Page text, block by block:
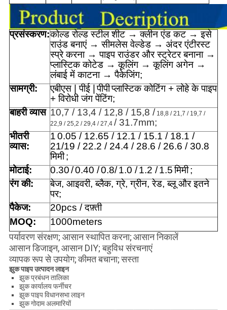
प्रसंस्करण:कोल्ड रोल्ड स्टील शीट → क्लीन एंड कट → इसे
राउंड बनाएं → सीमलेस वेल्डेड → अंदर एंटीरस्ट
स्प्रे करना → पाइप राउंडर और स्ट्रेटर बनाना →
प्लास्टिक कोटेड → कूलिंग → कूलिंग अगेन →
लंबाई में काटना → पैकेजिंग;
सामग्री:
एबीएस | पीई | पीपीप्लास्टिक कोटिंग + लोहे के पाइप
+ विरोधी जंग पेंटिंग;
बाहरी व्यास 10,7 / 13,4 / 12,8 / 15,8 / 18,8 / 21,7 / 19,7 /
22,9 / 25,2 / 29,4 / 27,4 / 31.7mm;
भीतरी
व्यास:
10.05 / 12.65 / 12.1 / 15.1 / 18.1 /
21/19 / 22.2 / 24.4 / 28.6 / 26.6 / 30.8
मिमी;
मोटाई:
0.30/0.40 /0.8/1.0 /1.2 /1.5मिमी;
रंग की:
बेज, आइवरी, ब्लैक, ग्रे, ग्रीन, रेड, ब्लू और इतने
पर;
पैकेज:
20pcs / दफ़्ती
MOQ:
1000meters
पर्यावरण संरक्षण; आसान स्थापित करना;आसान निकालें
आसान डिजाइन, आसान DIY; बहुविध संरचनाएं
व्यापक रूप से उपयोग;कीमत बचाना;सस्ता
झुक पाइप उत्पादन लाइन
झुक प्रबंधन तालिका
झुक कार्यालय फर्नीचर
झुक पाइप विधानसभा लाइन
झुक गोदाम अलमारियों